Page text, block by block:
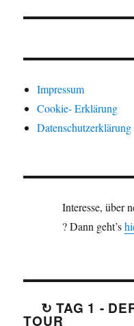
Impressum
Cookie- Erklärung
Datenschutzerklärung
Interesse, über
? Dann geht’s
↻ TAG 1 -
TOUR